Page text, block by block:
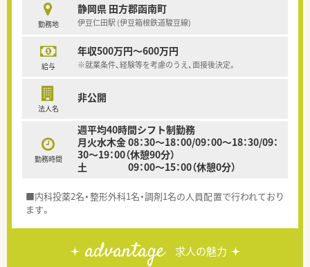
勤務地
静岡県 田方郡函南町
伊豆仁田駅 (伊豆箱根鉄道駿豆線)
給与
年収500万円～600万円
※就業条件、経験等を考慮のうえ、面接後決定。
法人名
非公開
勤務時間
週平均40時間シフト制勤務
月火水木金 08：30～18：00/09：00～18：30/09：
30～19：00（休憩90分）
土 09：00～15：00（休憩0分）
■内科投薬2名・整形外科1名・調剤1名の人員配置で行われており
ます。
advantage 求人の魅力